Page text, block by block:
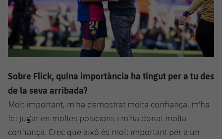
Sobre Flick, quina importància ha tingut per a tu des
de la seva arribada?
Molt important, m'ha demostrat molta confiança, m'ha
fet jugar en moltes posicions i m'ha donat molta
confiança. Crec que això és molt important per a un